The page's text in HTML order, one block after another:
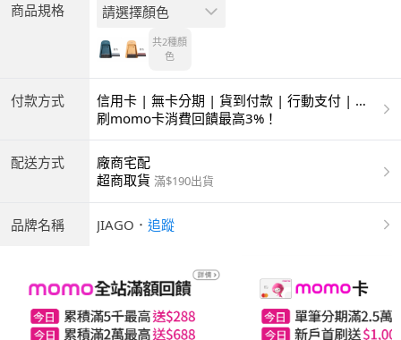
商品規格 請選擇顏色
共2種顏
色
付款方式
信用卡 | 無卡分期 | 貨到付款 | 行動支付 | 超
商付款 | ATM | 銀聯卡
刷momo卡消費回饋最高3%！
配送方式
廠商宅配
超商取貨 滿$190出貨
品牌名稱 JIAGO ． 追蹤